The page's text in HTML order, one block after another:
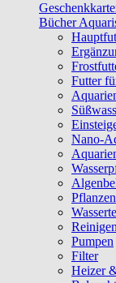
Bücher
Futter
Nano-
Reinigen
Pumpen
Filter
Heizer